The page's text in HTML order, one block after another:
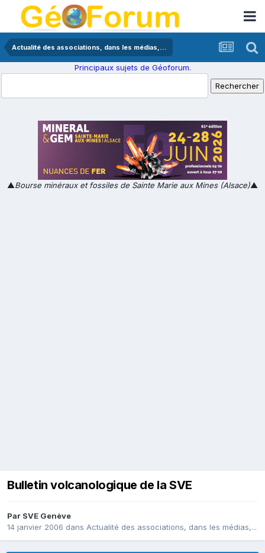
Actualité des associations, dans les médias,...
Principaux sujets de Géoforum.
▲Bourse minéraux et fossiles de Sainte Marie aux Mines (Alsace)▲
Bulletin volcanologique de la SVE
Par SVE Genève
14 janvier 2006 dans Actualité des associations, dans les médias,...